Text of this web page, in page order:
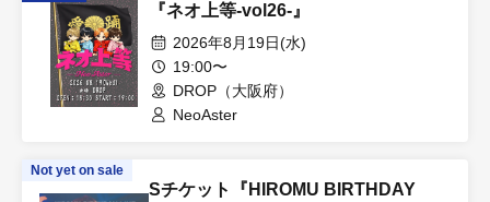
『ネオ上等-vol26-』
2026年8月19日(水)
19:00〜
DROP（大阪府）
NeoAster
Not yet on sale
Sチケット『HIROMU BIRTHDAY